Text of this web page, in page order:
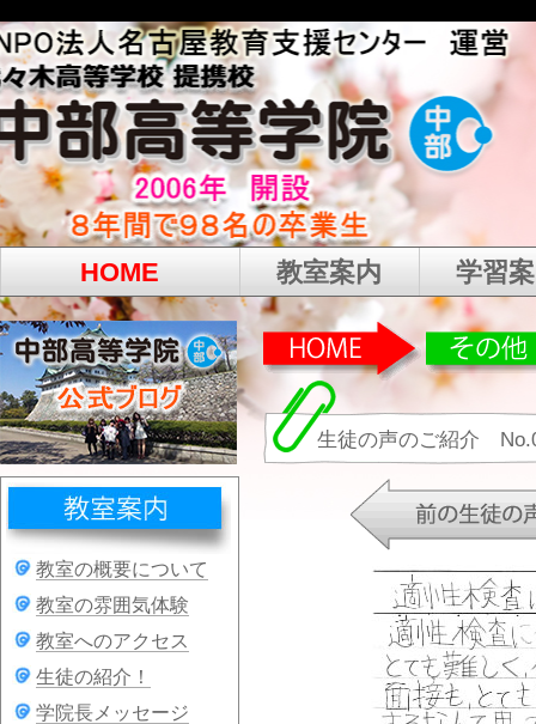
HOME 教室案内 学習
生徒の声のご紹介
教室の概要について
教室の雰囲気体験
教室へのアクセス
生徒の紹介！
学院長メッセージ